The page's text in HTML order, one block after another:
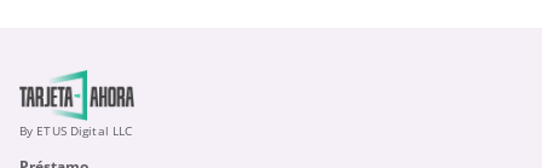
By ETUS Digital LLC